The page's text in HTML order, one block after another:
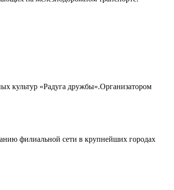
культур «Радуга дружбы».Организатором
филиальной сети в крупнейших городах